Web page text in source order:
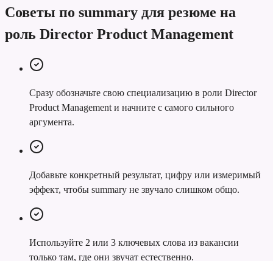
Советы по summary для резюме на
роль Director Product Management
Сразу обозначьте свою специализацию в роли Director
Product Management и начните с самого сильного
аргумента.
Добавьте конкретный результат, цифру или измеримый
эффект, чтобы summary не звучало слишком общо.
Используйте 2 или 3 ключевых слова из вакансии
только там, где они звучат естественно.